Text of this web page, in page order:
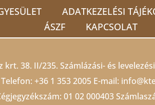
ADATKEZELÉSI
ÁSZF
KAPCSOLAT
krt. 38. II/235. Számlázási- és
Telefon: +36 1 353 2005 E-mail:
01 02 000403